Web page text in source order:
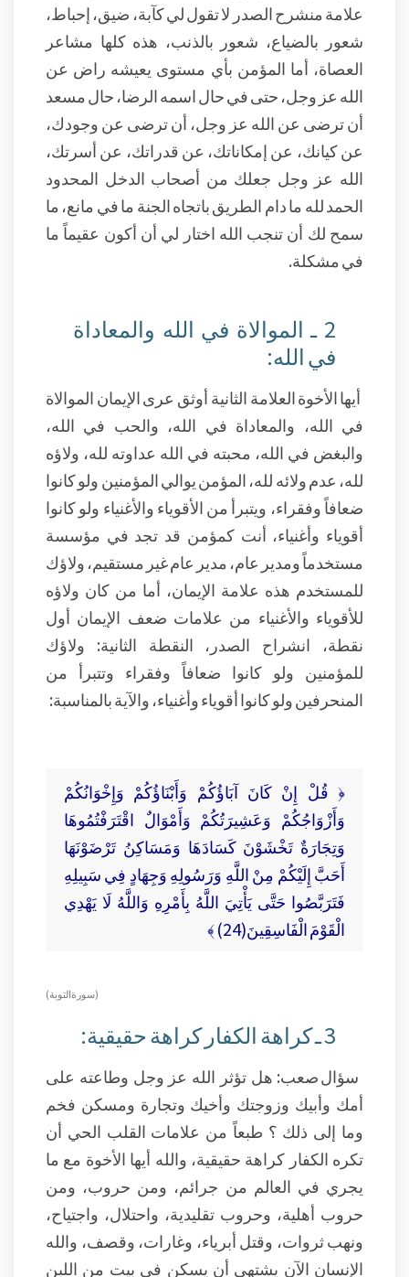
علامة منشرح الصدر لا تقول لي كآبة، ضيق، إحباط،
شعور بالضياع، شعور بالذنب، هذه كلها مشاعر
العصاة، أما المؤمن بأي مستوى يعيشه راض عن
الله عز وجل، حتى في حال اسمه الرضا، حال مسعد
أن ترضى عن الله عز وجل، أن ترضى عن وجودك،
عن كيانك، عن إمكاناتك، عن قدراتك، عن أسرتك،
الله عز وجل جعلك من أصحاب الدخل المحدود
الحمد لله ما دام الطريق باتجاه الجنة ما في مانع، ما
سمح لك أن تنجب الله اختار لي أن أكون عقيماً ما
في مشكلة.
2 ـ الموالاة في الله والمعاداة
في الله:
أيها الأخوة العلامة الثانية أوثق عرى الإيمان الموالاة
في الله، والمعاداة في الله، والحب في الله،
والبغض في الله، محبته في الله عداوته لله، ولاؤه
لله، عدم ولائه لله، المؤمن يوالي المؤمنين ولو كانوا
ضعافاً وفقراء، ويتبرأ من الأقوياء والأغنياء ولو كانوا
أقوياء وأغنياء، أنت كمؤمن قد تجد في مؤسسة
مستخدماً ومدير عام، مدير عام غير مستقيم، ولاؤك
للمستخدم هذه علامة الإيمان، أما من كان ولاؤه
للأقوياء والأغنياء من علامات ضعف الإيمان أول
نقطة، انشراح الصدر، النقطة الثانية: ولاؤك
للمؤمنين ولو كانوا ضعافاً وفقراء وتتبرأ من
المنحرفين ولو كانوا أقوياء وأغنياء، والآية بالمناسبة:
﴿ قُلْ إِنْ كَانَ آبَاؤُكُمْ وَأَبْنَاؤُكُمْ وَإِخْوَانُكُمْ
وَأَزْوَاجُكُمْ وَعَشِيرَتُكُمْ وَأَمْوَالٌ اقْتَرَفْتُمُوهَا
وَتِجَارَةٌ تَخْشَوْنَ كَسَادَهَا وَمَسَاكِنُ تَرْضَوْنَهَا
أَحَبَّ إِلَيْكُمْ مِنْ اللَّهِ وَرَسُولِهِ وَجِهَادٍ فِي سَبِيلِهِ
فَتَرَبَّصُوا حَتَّى يَأْتِيَ اللَّهُ بِأَمْرِهِ وَاللَّهُ لَا يَهْدِي
الْقَوْمَ الْفَاسِقِينَ(24) ﴾
( سورة التوبة)
3 ـ كراهة الكفار كراهة حقيقية:
سؤال صعب: هل تؤثر الله عز وجل وطاعته على
أمك وأبيك وزوجتك وأخيك وتجارة ومسكن فخم
وما إلى ذلك ؟ طبعاً من علامات القلب الحي أن
تكره الكفار كراهة حقيقية، والله أيها الأخوة مع ما
يجري في العالم من جرائم، ومن حروب، ومن
حروب أهلية، وحروب تقليدية، واحتلال، واجتياح،
ونهب ثروات، وقتل أبرياء، وغارات، وقصف، والله
الإنسان الآن يشتهي أن يسكن في بيت من اللبن